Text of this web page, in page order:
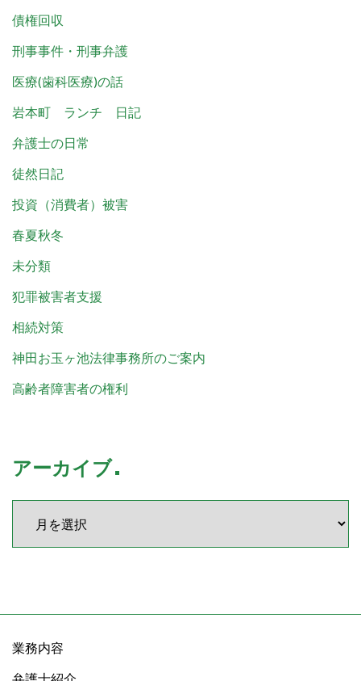
債権回収
刑事事件・刑事弁護
医療(歯科医療)の話
岩本町 ランチ 日記
弁護士の日常
徒然日記
投資（消費者）被害
春夏秋冬
未分類
犯罪被害者支援
相続対策
神田お玉ヶ池法律事務所のご案内
高齢者障害者の権利
アーカイブ
業務内容